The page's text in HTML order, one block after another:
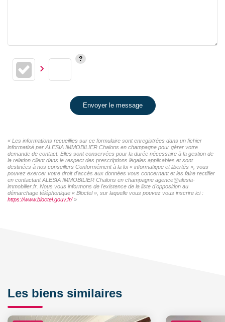
Envoyer le message
« Les informations recueillies sur ce formulaire sont enregistrées dans un fichier
informatisé par ALESIA IMMOBILIER Chalons en champagne pour gérer votre
demande de contact. Elles sont conservées pour la durée nécessaire à la gestion de
la relation client dans le respect des prescriptions légales applicables et sont
destinées à nos conseillers Conformément à la loi « informatique et libertés », vous
pouvez exercer votre droit d'accès aux données vous concernant et les faire rectifier
en contactant ALESIA IMMOBILIER Chalons en champagne agence@alesia-
immobilier.fr. Nous vous informons de l'existence de la liste d'opposition au
démarchage téléphonique « Bloctel », sur laquelle vous pouvez vous inscrire ici :
https://www.bloctel.gouv.fr/»
Les biens similaires